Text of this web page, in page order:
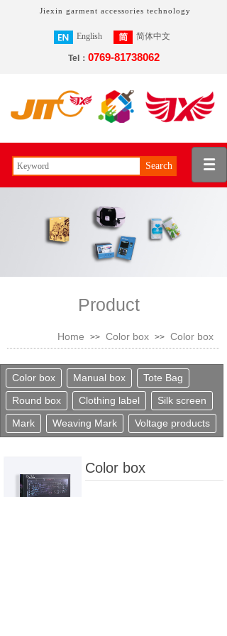
Jiexin garment accessories technology
English 简体中文
繁體中文
Tel： 0769-81738062
Search
Product
Home >> Color box >> Color box
Color box Manual box
Tote Bag
Round box
Clothing label
Silk screen
Mark
Weaving Mark Voltage products
Color box